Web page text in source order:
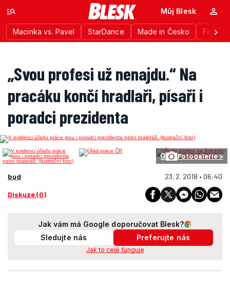
Macinka vs. Pavel StarDance Made in Česko
Můj Blesk
„Svou profesi už nenajdu.“ Na
pracáku končí hradlaři, písaři i
poradci prezidenta
9 Fotogalerie >
bud 23. 2. 2018 • 06:40
Diskuze (0)
Jak vám má Google doporučovat Blesk?
Sledujte nás
Preferujte nás
Jak to celé funguje